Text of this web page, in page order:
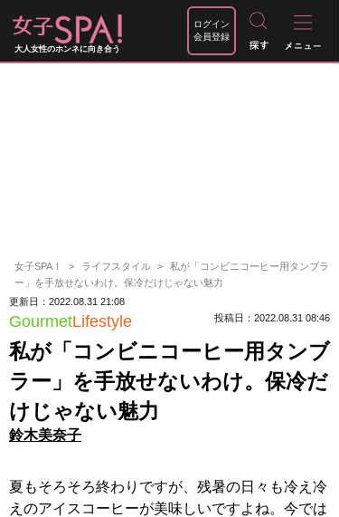
大人女性のホンネに向き合う
ログイン
会員登録
女子SPA！ ライフスタイル
私が「コンビニコーヒー用タンブラ
ー」を手放せないわけ。保冷だけじゃない魅力
更新日：2022.08.31 21:08
GourmetLifestyle 投稿日：2022.08.31 08:46
私が「コンビニコーヒー用タンブ
ラー」を手放せないわけ。保冷だ
けじゃない魅力
鈴木美奈子
夏もそろそろ終わりですが、残暑の日々も冷え冷
えのアイスコーヒーが美味しいですよね。今では